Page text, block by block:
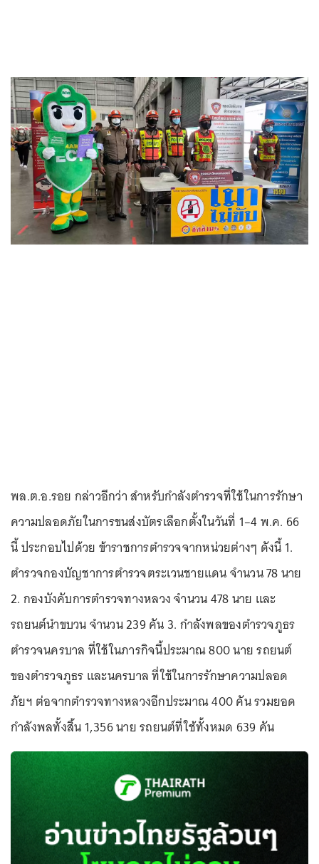
พล.ต.อ.รอย กล่าวอีกว่า สำหรับกำลังตำรวจที่ใช้ในการรักษา
ความปลอดภัยในการขนส่งบัตรเลือกตั้งในวันที่ 1–4 พ.ค. 66
นี้ ประกอบไปด้วย ข้าราชการตำรวจจากหน่วยต่างๆ ดังนี้ 1.
ตำรวจกองบัญชาการตำรวจตระเวนชายแดน จำนวน 78 นาย
2. กองบังคับการตำรวจทางหลวง จำนวน 478 นาย และ
รถยนต์นำขบวน จำนวน 239 คัน 3. กำลังพลของตำรวจภูธร
ตำรวจนครบาล ที่ใช้ในภารกิจนี้ประมาณ 800 นาย รถยนต์
ของตำรวจภูธร และนครบาล ที่ใช้ในการรักษาความปลอด
ภัยฯ ต่อจากตำรวจทางหลวงอีกประมาณ 400 คัน รวมยอด
กำลังพลทั้งสิ้น 1,356 นาย รถยนต์ที่ใช้ทั้งหมด 639 คัน